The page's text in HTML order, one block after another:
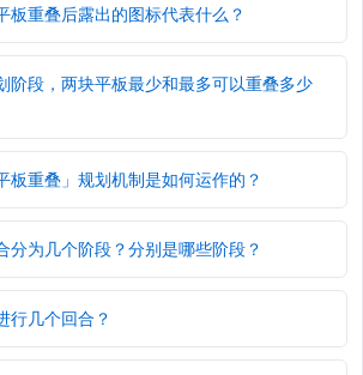
板重叠后露出的图标代表什么？
阶段，两块平板最少和最多可以重叠多少
板重叠」规划机制是如何运作的？
分为几个阶段？分别是哪些阶段？
行几个回合？